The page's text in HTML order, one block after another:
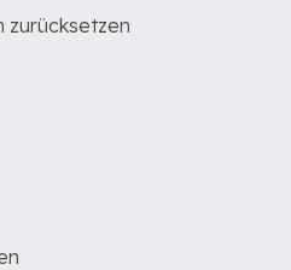
zurücksetzen